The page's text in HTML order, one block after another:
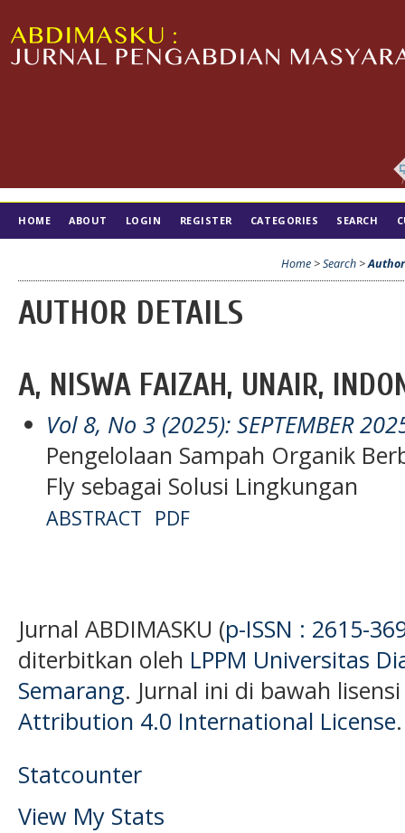
HOME ABOUT LOGIN REGISTER CATEGORIES SEARCH
Home >Search >
AUTHOR DETAILS
A, NISWA FAIZAH, UNAIR,
Vol 8, No 3 (2025): SEPTEMBER
Pengelolaan Sampah Organik
Fly sebagai Solusi Lingkungan
ABSTRACT PDF
Jurnal ABDIMASKU (p-ISSN : 2615-
diterbitkan oleh LPPM Universitas
Semarang. Jurnal ini di bawah
Attribution 4.0 International License.
Statcounter
View My Stats